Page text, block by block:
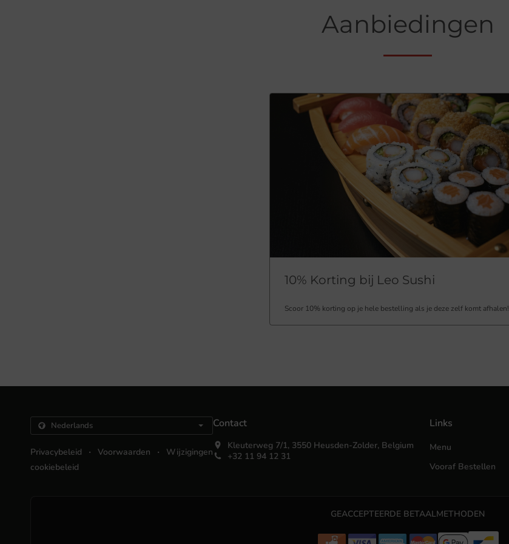
Aanbiedingen
10% Korting bij Leo Sushi
Scoor 10% korting op je hele bestelling als je deze zelf komt afhalen!
Privacybeleid . Voorwaarden .
Wijzigingen
cookiebeleid
Contact
Kleuterweg 7/1, 3550 Heusden-Zolder, Belgium
+32 11 94 12 31
Links
Menu
Vooraf Bestellen
GEACCEPTEERDE BETAALMETHODEN